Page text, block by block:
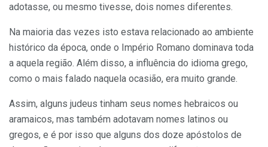
adotasse, ou mesmo tivesse, dois nomes diferentes.
Na maioria das vezes isto estava relacionado ao ambiente
histórico da época, onde o Império Romano dominava toda
a aquela região. Além disso, a influência do idioma grego,
como o mais falado naquela ocasião, era muito grande.
Assim, alguns judeus tinham seus nomes hebraicos ou
aramaicos, mas também adotavam nomes latinos ou
gregos, e é por isso que alguns dos doze apóstolos de